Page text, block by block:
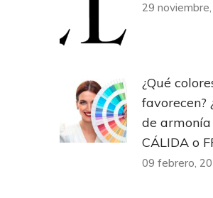
29
¿Qué
favorecen?
de armonía
CÁLIDA o
09 febrero,